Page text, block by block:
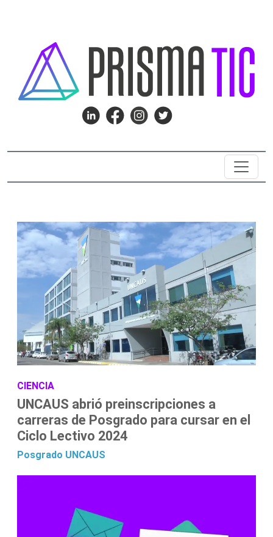
CIENCIA
UNCAUS abrió preinscripciones a
carreras de Posgrado para cursar en el
Ciclo Lectivo 2024
Posgrado UNCAUS